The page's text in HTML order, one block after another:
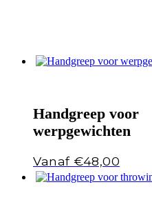
Handgreep voor
werpgewichten
€48,00